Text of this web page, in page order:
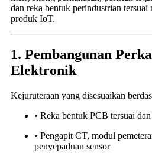
dan reka bentuk perindustrian tersuai
produk IoT.
1. Pembangunan
Elektronik
Kejuruteraan yang disesuaikan
• Reka bentuk PCB tersuai
• Pengapit CT, modul
penyepaduan sensor